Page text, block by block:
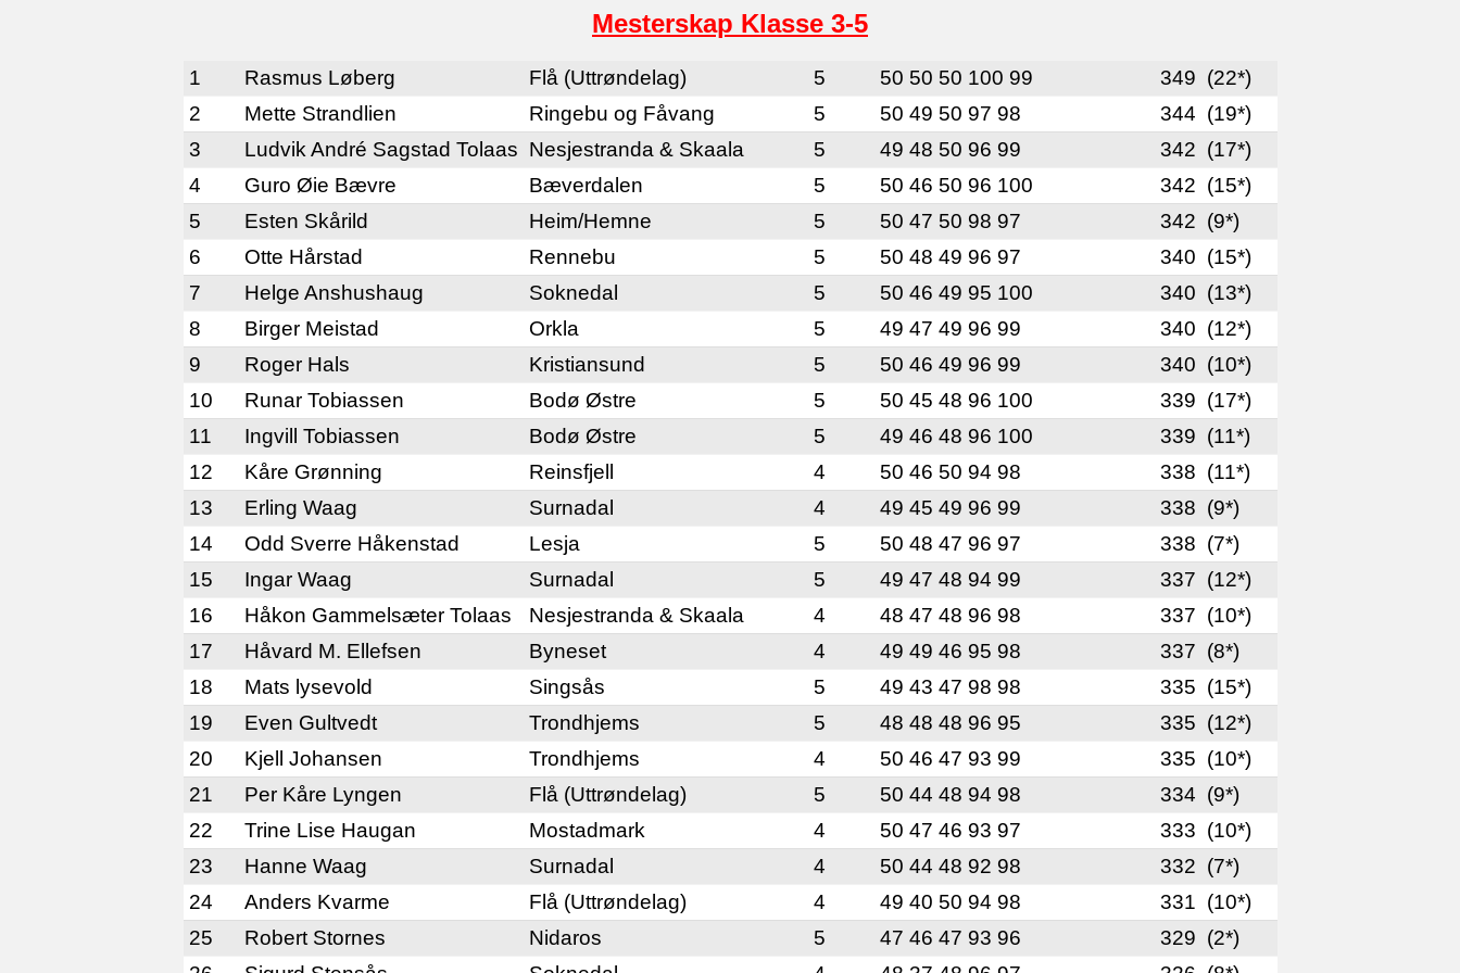
Mesterskap Klasse 3-5
1 Rasmus Løberg Flå (Uttrøndelag) 5 50 50 50 100 99 349 (22*)
2
Mette Strandlien Ringebu og Fåvang 5 50 49 50 97 98 344 (19*)
3
Ludvik André Sagstad Tolaas Nesjestranda & Skaala 5 49 48 50 96 99 342 (17*)
4
Guro Øie Bævre Bæverdalen 5 50 46 50 96 100 342 (15*)
5
Esten Skårild Heim/Hemne 5 50 47 50 98 97 342 (9*)
6
Otte Hårstad Rennebu 5 50 48 49 96 97 340 (15*)
7
Helge Anshushaug Soknedal 5 50 46 49 95 100 340 (13*)
8
Birger Meistad Orkla 5 49 47 49 96 99 340 (12*)
9
Roger Hals Kristiansund 5 50 46 49 96 99 340 (10*)
10
Runar Tobiassen Bodø Østre 5 50 45 48 96 100 339 (17*)
11
Ingvill Tobiassen Bodø Østre 5 49 46 48 96 100 339 (11*)
12
Kåre Grønning Reinsfjell 4 50 46 50 94 98 338 (11*)
13
Erling Waag Surnadal 4 49 45 49 96 99 338 (9*)
14
Odd Sverre Håkenstad Lesja 5 50 48 47 96 97 338 (7*)
15
Ingar Waag Surnadal 5 49 47 48 94 99 337 (12*)
16
Håkon Gammelsæter Tolaas Nesjestranda & Skaala 4 48 47 48 96 98 337 (10*)
17
Håvard M. Ellefsen Byneset 4 49 49 46 95 98 337 (8*)
18
Mats lysevold Singsås 5 49 43 47 98 98 335 (15*)
19
Even Gultvedt Trondhjems 5 48 48 48 96 95 335 (12*)
20
Kjell Johansen Trondhjems 4 50 46 47 93 99 335 (10*)
21
Per Kåre Lyngen Flå (Uttrøndelag) 5 50 44 48 94 98 334 (9*)
22
Trine Lise Haugan Mostadmark 4 50 47 46 93 97 333 (10*)
23
Hanne Waag Surnadal 4 50 44 48 92 98 332 (7*)
24
Anders Kvarme Flå (Uttrøndelag) 4 49 40 50 94 98 331 (10*)
25
Robert Stornes Nidaros 5 47 46 47 93 96 329 (2*)